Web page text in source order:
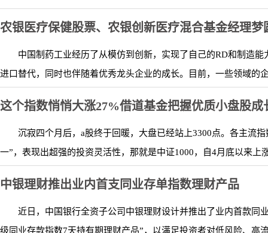
农银医疗保健股票、农银创新医疗混合基金经理
中国制药工业经历了从模仿到创新，实现了自己的RD和制造
进口替代，同时也伴随着优秀龙头企业的成长。目前，一些领域的
这个指数悄悄大涨27%借道基金把握优质小盘股成
沉寂四个月后，a股终于回暖，大盘已经站上3300点。各主流
一”，表现出超强的投资灵活性，那就是中证1000，自4月底以来上
中银理财推出业内首支同业存单指数理财产品
近日，中国银行全资子公司中银理财设计并推出了业内首款
级同业存款指数7天持有期理财产品”，以满足投资者对低风险、高